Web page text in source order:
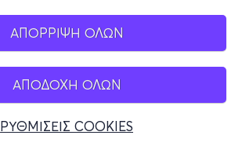
ΑΠΟΡΡΙΨΗ ΟΛΩΝ
ΑΠΟΔΟΧΗ ΟΛΩΝ
ΡΥΘΜΙΣΕΙΣ COOKIES